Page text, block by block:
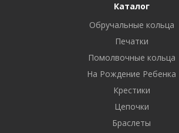
Каталог
Обручальные кольца
Печатки
Помолвочные кольца
На Рождение Ребенка
Крестики
Цепочки
Браслеты